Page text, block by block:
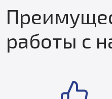
работы с